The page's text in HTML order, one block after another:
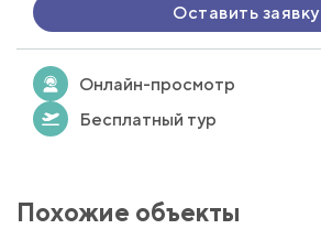
Оставить заявку
Онлайн-просмотр
Бесплатный тур
Похожие объекты